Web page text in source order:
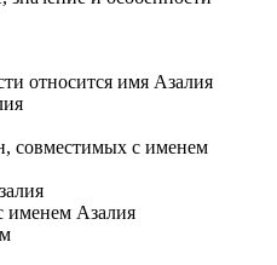
относится имя Азалия
совместимых с именем
именем Азалия